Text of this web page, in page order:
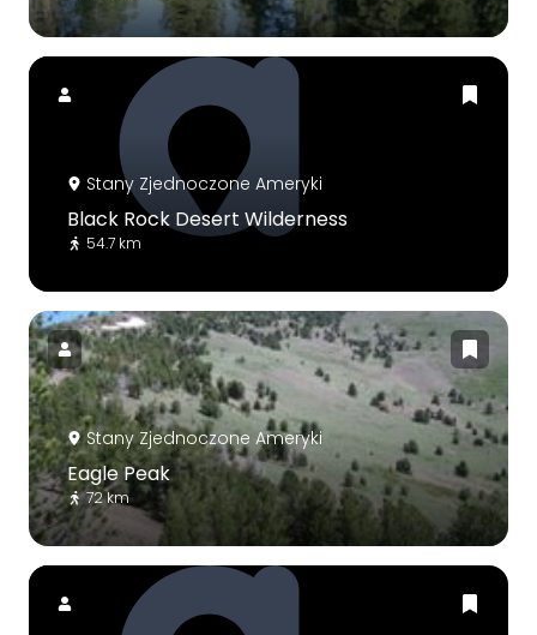
Stany Zjednoczone Ameryki
Black Rock Desert Wilderness
54.7 km
Stany Zjednoczone Ameryki
Eagle Peak
72 km